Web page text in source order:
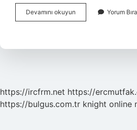
Devamını okuyun Milenyum
Tarikatları
Din
Yorum
https://ircfrm.net https://
https://bulgus.com.tr knight online